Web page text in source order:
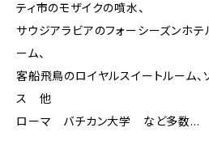
ティ市のモザイクの噴水、
サウジアラビアのフォーシーズンホテ
ーム、
客船飛鳥のロイヤルスイートルーム、
ス 他
ローマ バチカン大学 など多数...